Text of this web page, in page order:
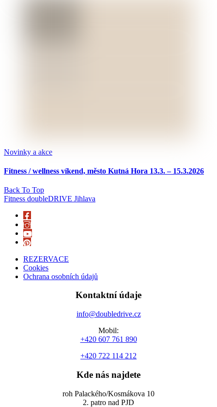
Novinky a akce
Fitness / wellness víkend, město Kutná Hora 13.3. – 15.3.2026
Back To Top
Fitness doubleDRIVE Jihlava
REZERVACE
Cookies
Ochrana osobních údajů
Kontaktní údaje
info@doubledrive.cz
Mobil:
+420 607 761 890
+420 722 114 212
Kde nás najdete
roh Palackého/Kosmákova 10
2. patro nad PJD